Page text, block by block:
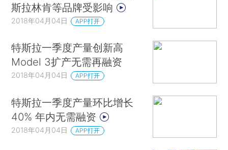
斯拉林肯等品牌受影响
2018年04月04日 APP打开
特斯拉一季度产量创新高
Model 3扩产无需再融资
2018年04月04日 APP打开
特斯拉一季度产量环比增长
40% 年内无需融资
2018年04月04日 APP打开